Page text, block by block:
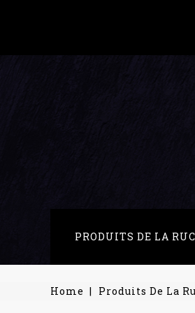
PRODUITS DE LA
Home Produits De La